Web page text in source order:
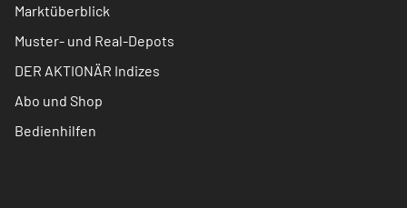
Marktüberblick
Muster- und Real-Depots
DER AKTIONÄR Indizes
Abo und Shop
Bedienhilfen